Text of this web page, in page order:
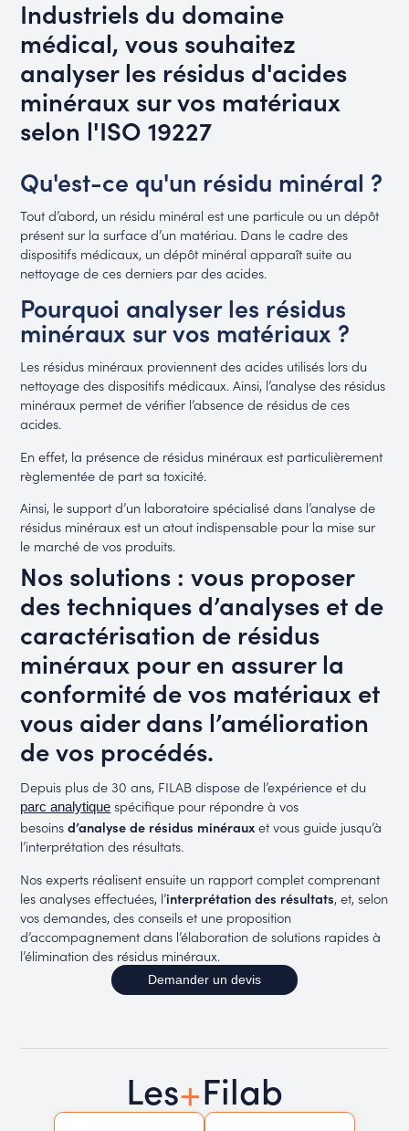
Industriels du domaine
médical, vous souhaitez
analyser les résidus d'acides
minéraux sur vos matériaux
selon l'ISO 19227
Qu'est-ce qu'un résidu minéral ?
Tout d’abord, un résidu minéral est une particule ou un dépôt
présent sur la surface d’un matériau. Dans le cadre des
dispositifs médicaux, un dépôt minéral apparaît suite au
nettoyage de ces derniers par des acides.
Pourquoi analyser les résidus
minéraux sur vos matériaux ?
Les résidus minéraux proviennent des acides utilisés lors du
nettoyage des dispositifs médicaux. Ainsi, l’analyse des résidus
minéraux permet de vérifier l’absence de résidus de ces
acides.
En effet, la présence de résidus minéraux est particulièrement
règlementée de part sa toxicité.
Ainsi, le support d’un laboratoire spécialisé dans l’analyse de
résidus minéraux est un atout indispensable pour la mise sur
le marché de vos produits.
Nos solutions : vous proposer
des techniques d’analyses et de
caractérisation de résidus
minéraux pour en assurer la
conformité de vos matériaux et
vous aider dans l’amélioration
de vos procédés.
Depuis plus de 30 ans, FILAB dispose de l’expérience et du
parc analytique spécifique pour répondre à vos
besoinsd’analyse de résidus minérauxet vous guide jusqu’à
l’interprétation des résultats.
Nos experts réalisent ensuite un rapport complet comprenant
les analyses effectuées, l’interprétation des résultats, et, selon
vos demandes, des conseils et une proposition
d’accompagnement dans l’élaboration de solutions rapides à
l’élimination des résidus minéraux.
Demander un devis
Les+Filab